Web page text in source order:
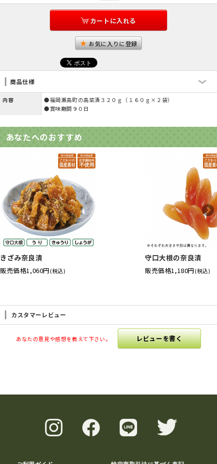
カートに入れる
お気に入りに登録
商品仕様
内容
●福岡瀬高町の高菜漬３２０ｇ（１６０ｇ×２袋）
●賞味期間９０日
あなたへのおすすめ
きざみ奈良漬
販売価格1,060円(税込)
守口大根の奈良漬
販売価格1,180円(税込)
カスタマーレビュー
あなたの意見や感想を教えて下さい。 レビューを書く